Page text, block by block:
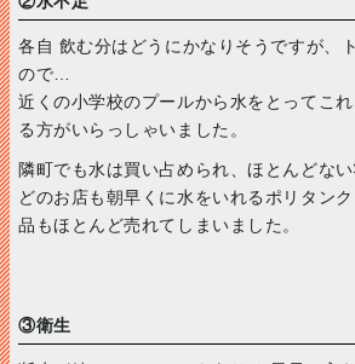
各自 飲む分はどうにかなりそうですが、
ので…
近くの小学校のプールから水をとってこ
る方がいらっしゃいました。
隣町でも水は買い占められ、ほとんどない
どのお店も朝早くに水をいれるポリタン
品もほとんど売れてしまいました。
③衛生